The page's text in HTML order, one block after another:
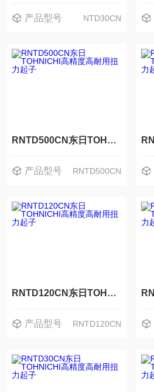
产品型号 NTD30CN
RNTD500CN东日TOHNICHI高精度高耐用扭力起子
产品型号 RNTD500CN
RNTD120CN东日TOHNICHI高精度高耐用扭力起子
产品型号 RNTD120CN